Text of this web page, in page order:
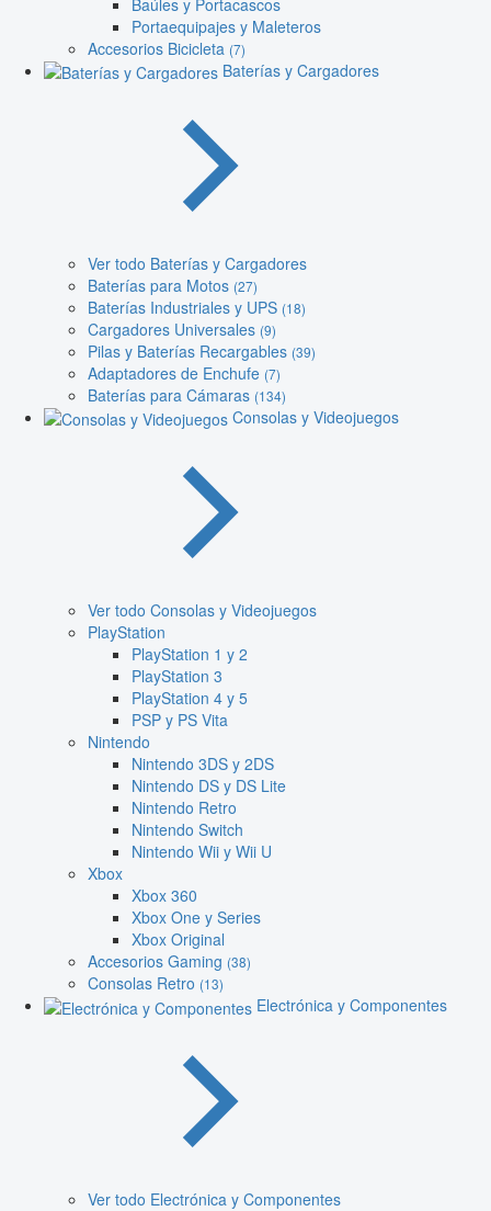
Portaequipajes y Maleteros
Accesorios Bicicleta (7)
Baterías y Cargadores
Ver todo Baterías y Cargadores
Baterías para Motos (27)
Baterías Industriales y UPS (18)
Cargadores Universales (9)
Pilas y Baterías Recargables (39)
Adaptadores de Enchufe (7)
Baterías para Cámaras (134)
Consolas y Videojuegos
Ver todo Consolas y Videojuegos
PlayStation
PlayStation 1 y 2
PlayStation 3
PlayStation 4 y 5
PSP y PS Vita
Nintendo
Nintendo 3DS y 2DS
Nintendo DS y DS Lite
Nintendo Retro
Nintendo Switch
Nintendo Wii y Wii U
Xbox
Xbox 360
Xbox One y Series
Xbox Original
Accesorios Gaming (38)
Consolas Retro (13)
Electrónica y Componentes
Ver todo Electrónica y Componentes